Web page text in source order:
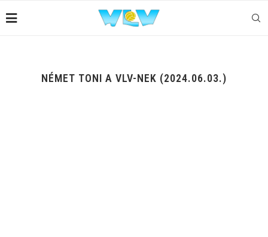
NÉMET TONI A VLV-NEK (2024.06.03.)